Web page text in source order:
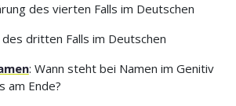
des vierten Falls im Deutschen
des dritten Falls im Deutschen
: Wann steht bei Namen im Genitiv
am Ende?